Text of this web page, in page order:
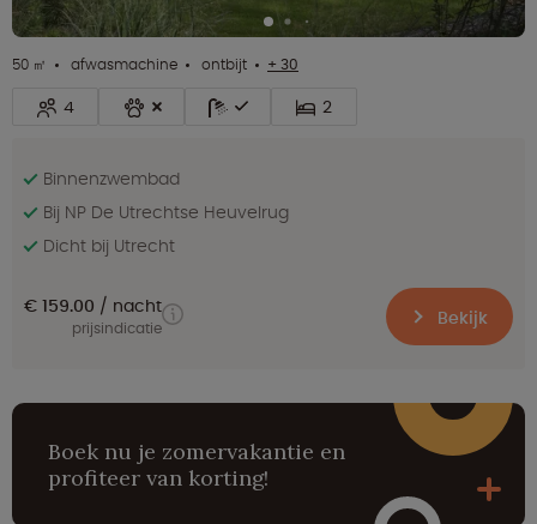
50 ㎡ afwasmachine ontbijt + 30
4 2
Binnenzwembad
Bij NP De Utrechtse Heuvelrug
Dicht bij Utrecht
€ 159.00 nacht
prijsindicatie Bekijk
Boek nu je zomervakantie en
profiteer van korting!